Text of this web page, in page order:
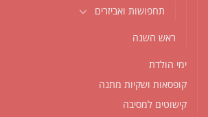
תחפושות ואביזרים
ראש השנה
ימי הולדת
קופסאות ושקיות מתנה
קישוטים למסיבה